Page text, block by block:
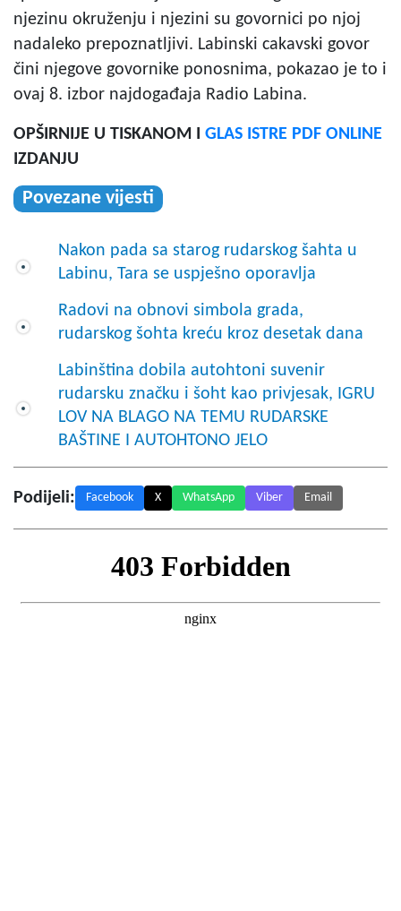
njezinu okruženju i njezini su govornici po njoj
nadaleko prepoznatljivi. Labinski cakavski govor
čini njegove govornike ponosnima, pokazao je to i
ovaj 8. izbor najdogađaja Radio Labina.
OPŠIRNIJE U TISKANOM I GLAS ISTRE PDF ONLINE
IZDANJU
Povezane vijesti
Nakon pada sa starog rudarskog šahta u
Labinu, Tara se uspješno oporavlja
Radovi na obnovi simbola grada,
rudarskog šohta kreću kroz desetak dana
Labinština dobila autohtoni suvenir
rudarsku značku i šoht kao privjesak, IGRU
LOV NA BLAGO NA TEMU RUDARSKE
BAŠTINE I AUTOHTONO JELO
Podijeli: Facebook X WhatsApp Viber Email